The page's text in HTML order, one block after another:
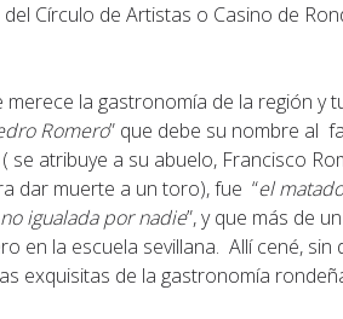
Círculo de Artistas o Casino de
la gastronomía de la región y
Romero” que debe su nombre al
se atribuye a su abuelo, Francisco
dar muerte a un toro), fue “el
igualada por nadie”, y que más de
en la escuela sevillana. Allí cené,
exquisitas de la gastronomía